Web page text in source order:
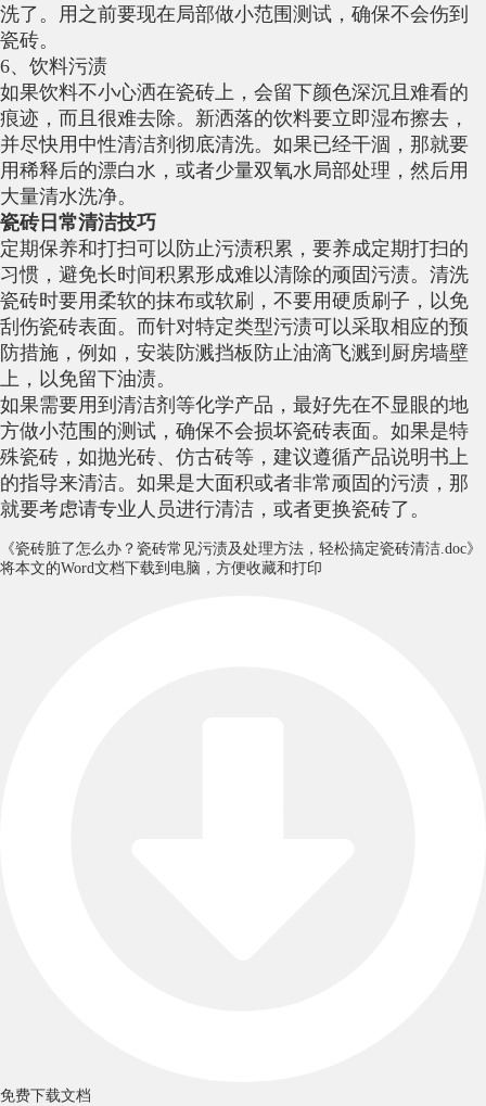
洗了。用之前要现在局部做小范围测试，确保不会伤到
瓷砖。
6、饮料污渍
如果饮料不小心洒在瓷砖上，会留下颜色深沉且难看的
痕迹，而且很难去除。新洒落的饮料要立即湿布擦去，
并尽快用中性清洁剂彻底清洗。如果已经干涸，那就要
用稀释后的漂白水，或者少量双氧水局部处理，然后用
大量清水洗净。
瓷砖日常清洁技巧
定期保养和打扫可以防止污渍积累，要养成定期打扫的
习惯，避免长时间积累形成难以清除的顽固污渍。清洗
瓷砖时要用柔软的抹布或软刷，不要用硬质刷子，以免
刮伤瓷砖表面。而针对特定类型污渍可以采取相应的预
防措施，例如，安装防溅挡板防止油滴飞溅到厨房墙壁
上，以免留下油渍。
如果需要用到清洁剂等化学产品，最好先在不显眼的地
方做小范围的测试，确保不会损坏瓷砖表面。如果是特
殊瓷砖，如抛光砖、仿古砖等，建议遵循产品说明书上
的指导来清洁。如果是大面积或者非常顽固的污渍，那
就要考虑请专业人员进行清洁，或者更换瓷砖了。
《瓷砖脏了怎么办？瓷砖常见污渍及处理方法，轻松搞定瓷砖清洁.doc》
将本文的Word文档下载到电脑，方便收藏和打印
免费下载文档